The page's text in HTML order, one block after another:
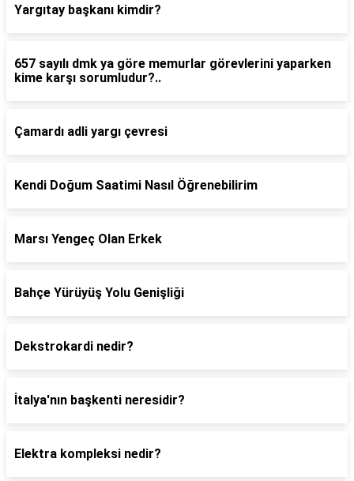
Yargıtay başkanı kimdir?
657 sayılı dmk ya göre memurlar görevlerini yaparken
kime karşı sorumludur?..
Çamardı adli yargı çevresi
Kendi Doğum Saatimi Nasıl Öğrenebilirim
Marsı Yengeç Olan Erkek
Bahçe Yürüyüş Yolu Genişliği
Dekstrokardi nedir?
İtalya'nın başkenti neresidir?
Elektra kompleksi nedir?